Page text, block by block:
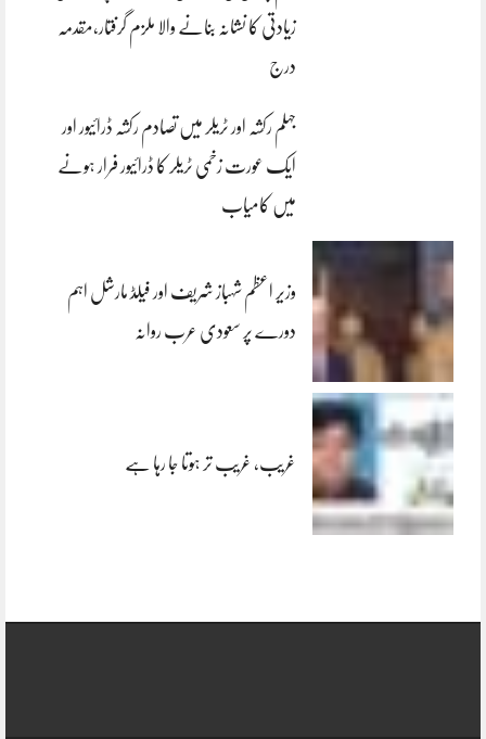
زیادتی کا نشانہ بنانے والا ملزم گرفتار،مقدمہ
درج
جہلم رکشہ اور ٹریلر میں تصادم رکشہ ڈرائیور اور
ایک عورت زخمی ٹریلر کا ڈرائیور فرار ہونے
میں کامیاب
وزیر اعظم شہباز شریف اور فیلڈ مارشل اہم
دورے پر سعودی عرب روانہ
غریب، غریب تر ہوتا جا رہا ہے